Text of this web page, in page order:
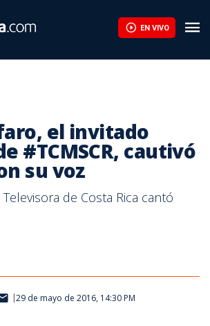
EN VIVO
el invitado
#TCMSCR, cautivó
su voz
de Costa Rica cantó
29 de mayo de 2016, 14:30 PM